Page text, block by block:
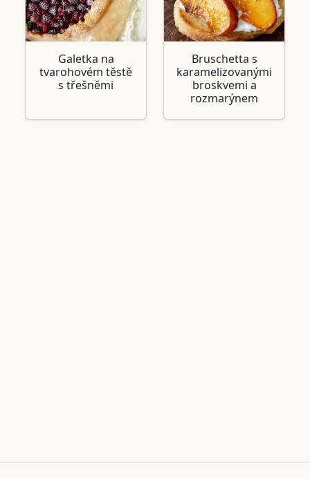
Galetka na
tvarohovém těstě
s třešněmi
Bruschetta s
karamelizovanými
broskvemi a
rozmarýnem